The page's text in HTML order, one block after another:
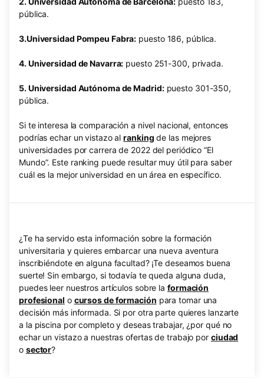
pública.
3.Universidad Pompeu Fabra: puesto 186, pública.
4. Universidad de Navarra: puesto 251-300, privada.
5. Universidad Autónoma de Madrid:puesto 301-350,
pública.
Si te interesa la comparación a nivel nacional, entonces
podrías echar un vistazo alranking de las mejores
universidades por carrera de 2022 del periódico “El
Mundo”. Este ranking puede resultar muy útil para saber
cuál es la mejor universidad en un área en específico.
¿Te ha servido esta información sobre la formación
universitaria y quieres embarcar una nueva aventura
inscribiéndote en alguna facultad? ¡Te deseamos buena
suerte! Sin embargo, si todavía te queda alguna duda,
puedes leer nuestros artículos sobre la formación
profesional o cursos de formación para tomar una
decisión más informada. Si por otra parte quieres lanzarte
a la piscina por completo y deseas trabajar, ¿por qué no
echar un vistazo a nuestras ofertas de trabajo por ciudad
o sector?